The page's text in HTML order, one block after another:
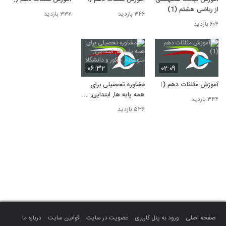
از ریاضی هشتم (1)
۶۰۴ بازدید
۳۴۶ بازدید ۳۳۲ بازدید
۰۲:۰۹
آموزش مثلثات دهم (1)
۳۴۴ بازدید
۰۶:۳۲
مشاوره تحصیلی برای
همه پایه ها, ابتدایی,
متوسطه, کنکور و
دانشگاه
۵۳۶ بازدید
صفحه اصلی ورود به پنل کاربری عضویت در سایت قوانین سایت
درباره ما